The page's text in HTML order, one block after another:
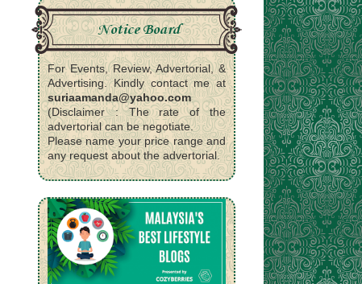
Notice Board
For Events, Review, Advertorial, &
Advertising. Kindly contact me at
suriaamanda@yahoo.com
(Disclaimer : The rate of the
advertorial can be negotiate.
Please name your price range and
any request about the advertorial.